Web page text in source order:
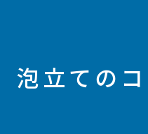
泡立ての